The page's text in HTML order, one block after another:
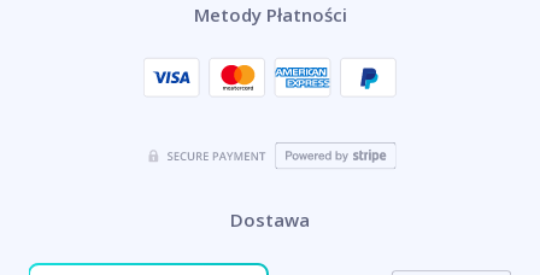
Metody Płatności
Dostawa